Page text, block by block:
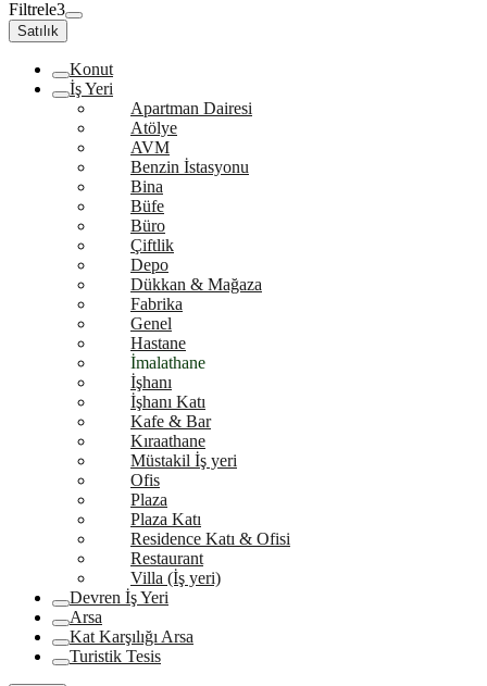
Filtrele3
Satılık
Konut
İş Yeri
Apartman Dairesi
Atölye
AVM
Benzin İstasyonu
Bina
Büfe
Büro
Çiftlik
Depo
Dükkan & Mağaza
Fabrika
Genel
Hastane
İmalathane
İşhanı
İşhanı Katı
Kafe & Bar
Kıraathane
Müstakil İş yeri
Ofis
Plaza
Plaza Katı
Residence Katı & Ofisi
Restaurant
Villa (İş yeri)
Devren İş Yeri
Arsa
Kat Karşılığı Arsa
Turistik Tesis